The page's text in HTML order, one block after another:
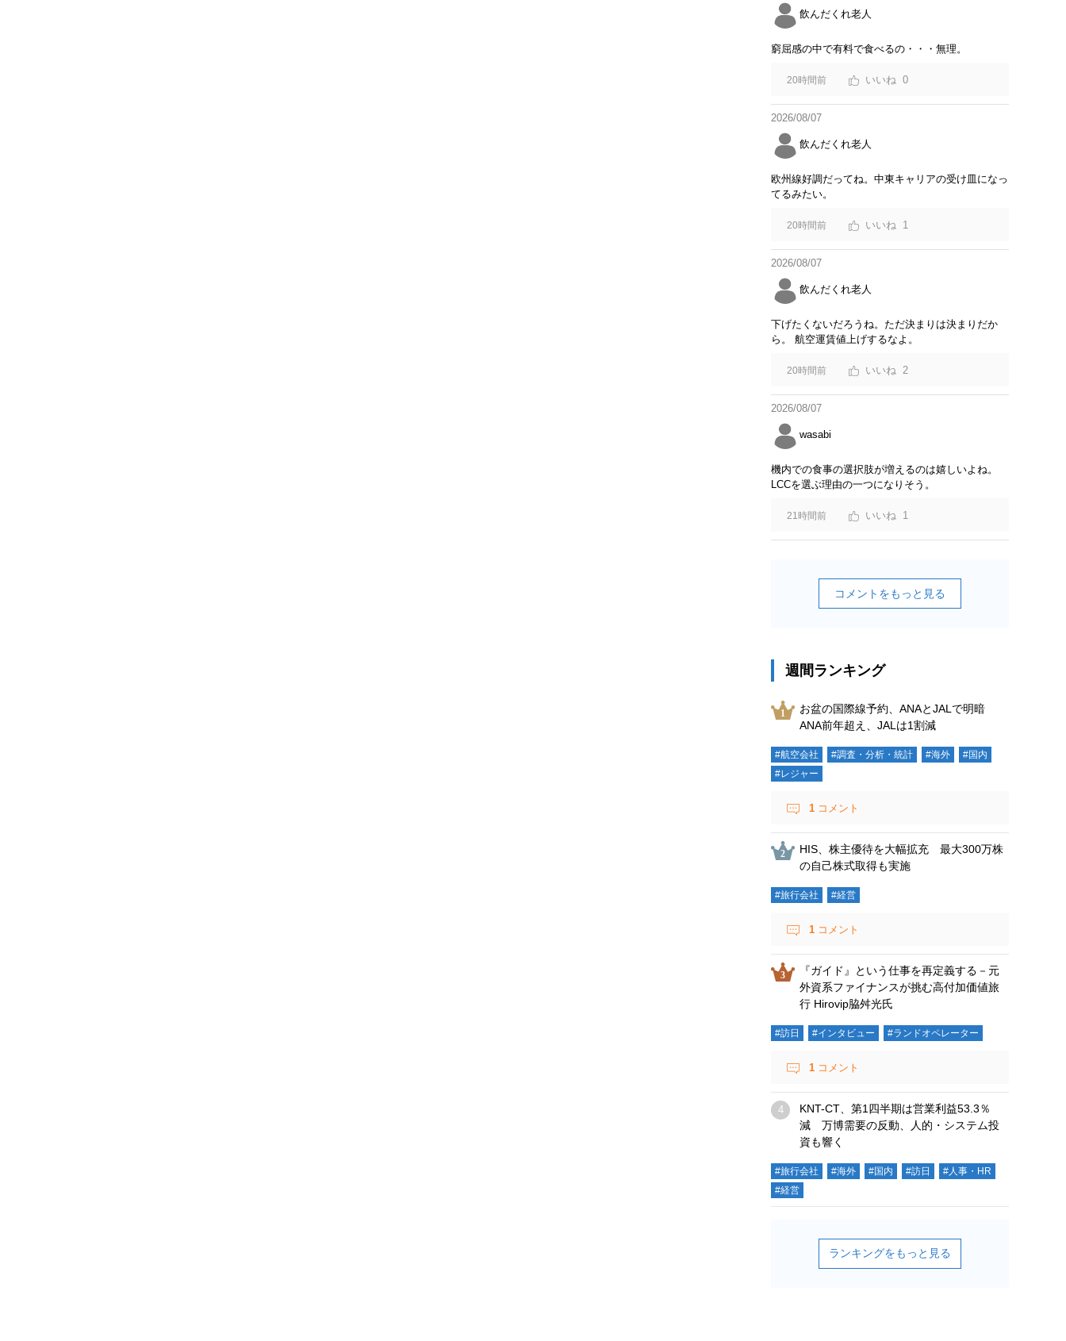
飲んだくれ老人
窮屈感の中で有料で食べるの・・・無理。
20時間前 0
2026/08/07
飲んだくれ老人
欧州線好調だってね。中東キャリアの受け皿になっ
てるみたい。
20時間前 1
2026/08/07
飲んだくれ老人
下げたくないだろうね。ただ決まりは決まりだか
ら。 航空運賃値上げするなよ。
20時間前 2
2026/08/07
wasabi
機内での食事の選択肢が増えるのは嬉しいよね。
LCCを選ぶ理由の一つになりそう。
21時間前 1
コメントをもっと見る
週間ランキング
お盆の国際線予約、ANAとJALで明暗
ANA前年超え、JALは1割減
#航空会社 #調査・分析・統計 #海外
#国内
#レジャー
1 コメント
HIS、株主優待を大幅拡充 最大300万株
の自己株式取得も実施
#旅行会社 #経営
1 コメント
『ガイド』という仕事を再定義する－元
外資系ファイナンスが挑む高付加価値旅
行 Hirovip脇舛光氏
#訪日 #インタビュー #ランドオペレーター
1 コメント
KNT-CT、第1四半期は営業利益53.3％
減 万博需要の反動、人的・システム投
資も響く
#旅行会社 #海外 #国内 #訪日
#人事・HR
#経営